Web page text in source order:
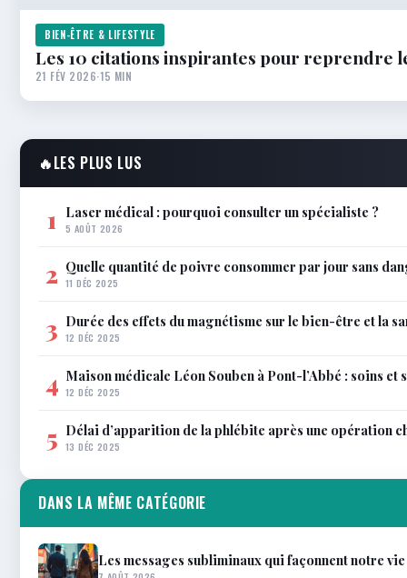
BIEN-ÊTRE & LIFESTYLE
Les 10 citations inspirantes pour reprendre
21 FÉV 2026·15 MIN
🔥LES PLUS LUS
1 Laser médical : pourquoi consulter un spécialiste ?
5 AOÛT 2026
2 Quelle quantité de poivre consommer par jour sans
11 DÉC 2025
3 Durée des effets du magnétisme sur le bien-être et la
12 DÉC 2025
4 Maison médicale Léon Souben à Pont-l’Abbé : soins et
12 DÉC 2025
5 Délai d’apparition de la phlébite après une opération
13 DÉC 2025
DANS LA MÊME CATÉGORIE
Les messages subliminaux qui façonnent notre vie